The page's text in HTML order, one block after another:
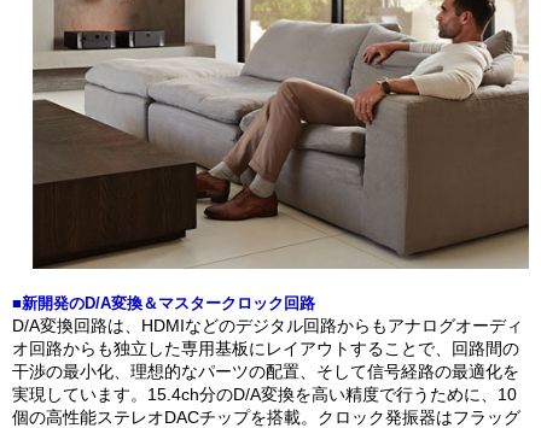
■新開発のD/A変換＆マスタークロック回路
D/A変換回路は、HDMIなどのデジタル回路からもアナログオーディ
オ回路からも独立した専用基板にレイアウトすることで、回路間の
干渉の最小化、理想的なパーツの配置、そして信号経路の最適化を
実現しています。15.4ch分のD/A変換を高い精度で行うために、10
個の高性能ステレオDACチップを搭載。クロック発振器はフラッグ